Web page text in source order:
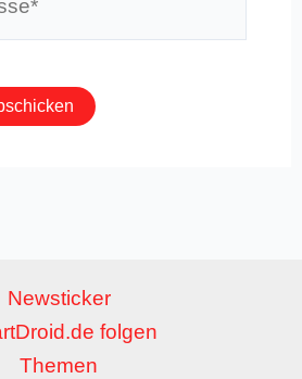
Newsticker
folgen
Themen